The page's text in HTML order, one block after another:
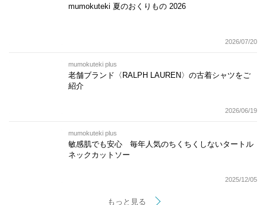
mumokuteki 夏のおくりもの 2026
2026/07/20
mumokuteki plus
老舗ブランド〈RALPH LAUREN〉の古着シャツをご
紹介
2026/06/19
mumokuteki plus
敏感肌でも安心 毎年人気のちくちくしないタートル
ネックカットソー
2025/12/05
もっと見る